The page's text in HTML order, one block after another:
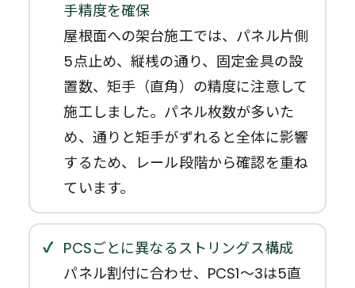
手精度を確保
屋根面への架台施工では、パネル片側
5点止め、縦桟の通り、固定金具の設
置数、矩手（直角）の精度に注意して
施工しました。パネル枚数が多いた
め、通りと矩手がずれると全体に影響
するため、レール段階から確認を重ね
ています。
PCSごとに異なるストリングス構成
パネル割付に合わせ、PCS1〜3は5直